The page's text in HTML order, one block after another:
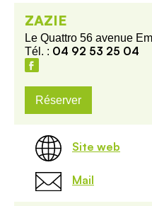
ZAZIE
Le Quattro 56 avenue
Tél. : 04 92 53 25 04
Réserver
Site web
Mail